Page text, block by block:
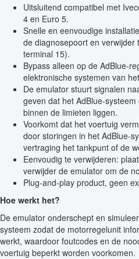
Uitsluitend compatibel met
4 en Euro 5.
Snelle en eenvoudige
de diagnosepoort en
terminal 15).
Bypass alleen op de AdBlue-
elektronische systemen van
De emulator stuurt signalen
geven dat het AdBlue-
binnen de limieten liggen.
Voorkomt dat het voertuig
door storingen in het AdBlue-
vertraging het tankpunt of de
Eenvoudig te verwijderen:
verwijder de emulator om de
Plug-and-play product, geen
Hoe werkt het?
De emulator onderschept en
systeem zodat de motorregelunit
werkt, waardoor foutcodes en de
voertuig beperkt worden voorkomen.